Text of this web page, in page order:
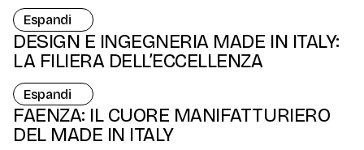
Espandi
DESIGN E INGEGNERIA MADE IN ITALY:
LA FILIERA DELL’ECCELLENZA
Espandi
FAENZA: IL CUORE MANIFATTURIERO
DEL MADE IN ITALY